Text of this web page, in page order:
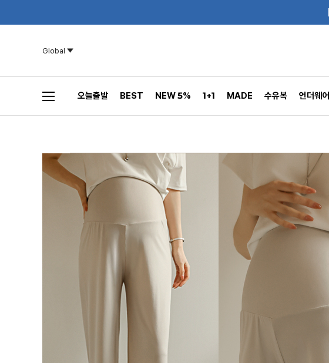
Global
오늘출발 BEST NEW 5% 1+1 MADE 수유복 언더웨어